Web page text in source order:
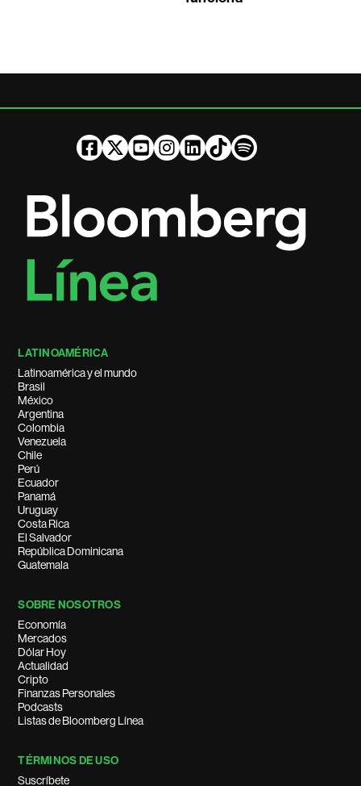
LATINOAMÉRICA
Latinoamérica y el mundo
Brasil
México
Argentina
Colombia
Venezuela
Chile
Perú
Ecuador
Panamá
Uruguay
Costa Rica
El Salvador
República Dominicana
Guatemala
SOBRE NOSOTROS
Economía
Mercados
Dólar Hoy
Actualidad
Cripto
Finanzas Personales
Podcasts
Listas de Bloomberg Línea
TÉRMINOS DE USO
Suscríbete